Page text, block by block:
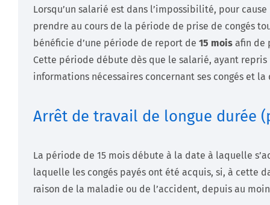
Lorsqu’un salarié est dans l’impossibilité, pour
prendre au cours de la période de prise de congés
bénéficie d’une période de report de 15 mois afin de
Cette période débute dès que le salarié, ayant
informations nécessaires concernant ses congés et
Arrêt de travail de longue durée
La période de 15 mois débute à la date à laquelle
laquelle les congés payés ont été acquis, si, à cette
raison de la maladie ou de l’accident, depuis au